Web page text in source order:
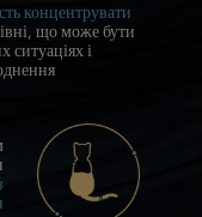
концентрувати
що може бути
ситуаціях і